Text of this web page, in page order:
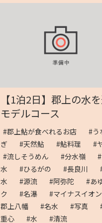
【1泊2日】郡上の水
モデルコース
#郡上鮎が食べれるお店
#う
ぎ
#天然鮎 #鮎料理
#
#流しそうめん
#分水嶺
水
#ひるがの #長良川
水
#源流 #阿弥陀
#あ
ク
#名瀑
#マイナスイ
郡上八幡
#名水 #写真
重心
#水 #清流